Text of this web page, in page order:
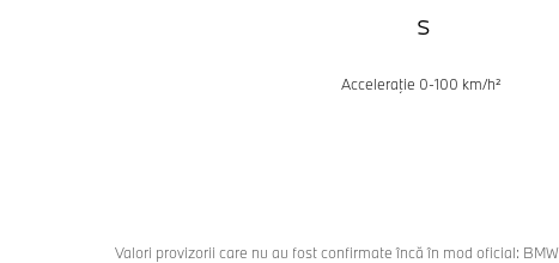
s
Acceleraţie 0-100 km/h²
Valori provizorii care nu au fost confirmate încă în mod oficial: